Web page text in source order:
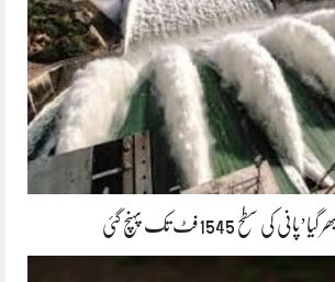
کی سطح 1545فٹ تک پہنچ گئی